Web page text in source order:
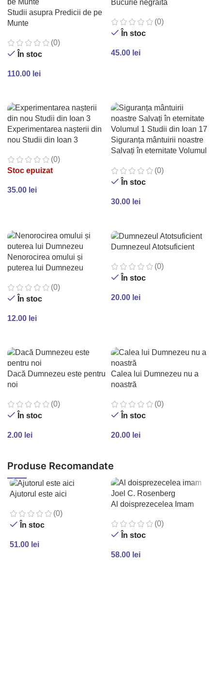
Studii asupra Predicii de pe
Munte
(0)
În stoc
110.00 lei
Bucurie negraita
(0)
În stoc
45.00 lei
Experimentarea nașterii din
nou Studii din Ioan 3
(0)
Stoc epuizat
35.00 lei
Siguranța mântuirii noastre
Salvați în eternitate Volumul
(0)
În stoc
30.00 lei
Nenorocirea omului și
puterea lui Dumnezeu
(0)
În stoc
12.00 lei
Dumnezeul Atotsuficient
(0)
În stoc
20.00 lei
Dacă Dumnezeu este pentru
noi
(0)
În stoc
2.00 lei
Calea lui Dumnezeu nu a
noastră
(0)
În stoc
20.00 lei
Produse Recomandate
Ajutorul este aici
(0)
În stoc
51.00 lei
Al doisprezecelea Imam
(0)
În stoc
58.00 lei